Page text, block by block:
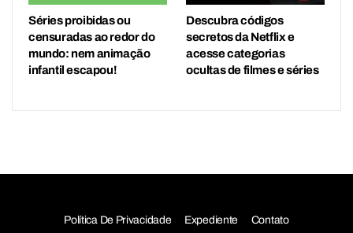
Séries proibidas ou
censuradas ao redor do
mundo: nem animação
infantil escapou!
Descubra códigos
secretos da Netflix e
acesse categorias
ocultas de filmes e séries
Política De Privacidade Expediente Contato